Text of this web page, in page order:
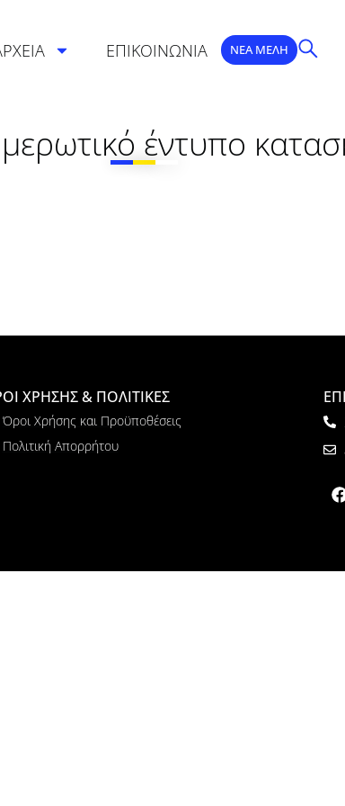
ΕΠΙΚΟΙΝΩΝΙΑ ΝΕΑ ΜΕΛΗ
έντυπο
ΧΡΗΣΗΣ & ΠΟΛΙΤΙΚΕΣ
Όροι Χρήσης και Προϋποθέσεις
Πολιτική Απορρήτου